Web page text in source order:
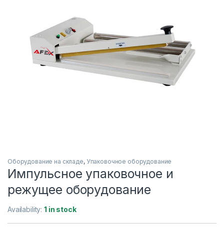
Оборудование на складе, Упаковочное оборудование
Импульсное упаковочное и
режущее оборудование
Availability:1 in stock